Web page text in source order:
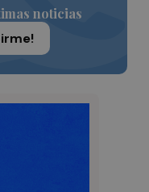
noticias